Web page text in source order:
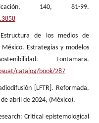
140, 81-99.
de los medios de
Estrategias y modelos
Fontamara.
catalog/book/287
[LFTR]. Reformada,
abril de 2024, (México).
Critical epistemological